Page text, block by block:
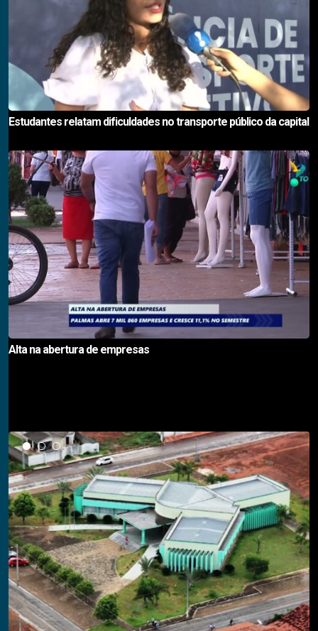
Estudantes relatam dificuldades no transporte público da capital
Alta na abertura de empresas